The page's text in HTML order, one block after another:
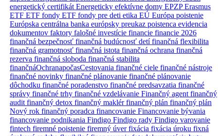
energetický certifikát Energeticky efektívne domy EPZPErasmus
ETF ETF fondy ETF fondy pre deti etika EÚ Európa poistenie
Európska centrálna banka európsky preukaz poistenca evidencia
dokumentov faktory falošné investície financie financie 2026
finančná bezpečnosť finančná budúcnosť detífinančná flexibilita
finančná gramotnosť finančná istota finančná ochrana finančná
rezerva finančná sloboda finančná stabilita
finančnáOchranapočasCestovania finančné ciele finančné nástroje
finančné novinky finančné plánovanie finančné plánovanie
dôchodku finančné poradenstvo finančné predsavzatia finančné
správy finančné trhy finančné vzdelávanie Finančný agent finančný
audit finančný detox finančný maklérfinančný plán finančný plán
Nový rok finančný poradca financovanie Financovanie bývania
financovanie podnikania Findigo Findigo rady Findigo varovanie
fintech firemné poistenie firemný úverfixácia fixácia úroku fixná